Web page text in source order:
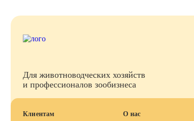
Для животноводческих хозяйств
и профессионалов зообизнеса
Клиентам
О нас